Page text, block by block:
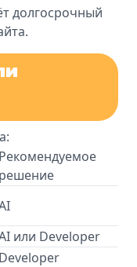
долгосрочный
Рекомендуемое
решение
или Developer
Developer